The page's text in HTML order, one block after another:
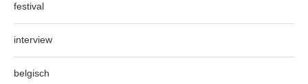
festival
interview
belgisch